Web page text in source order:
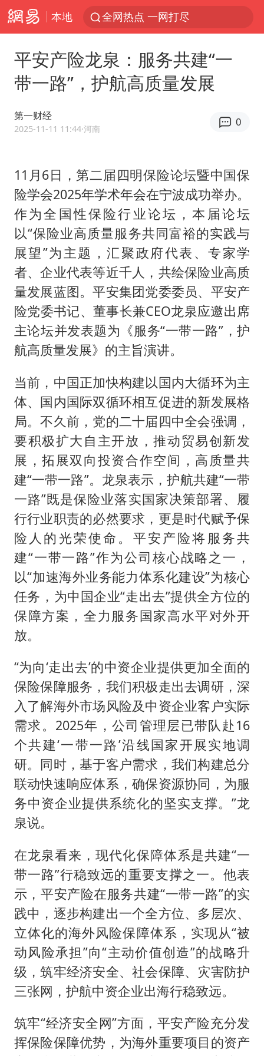
本地 全网热点 一网打尽
平安产险龙泉：服务共建“一
带一路”，护航高质量发展
第一财经
2025-11-11 11:44·河南
0
11月6日，第二届四明保险论坛暨中国保
险学会2025年学术年会在宁波成功举办。
作为全国性保险行业论坛，本届论坛
以“保险业高质量服务共同富裕的实践与
展望”为主题，汇聚政府代表、专家学
者、企业代表等近千人，共绘保险业高质
量发展蓝图。平安集团党委委员、平安产
险党委书记、董事长兼CEO龙泉应邀出席
主论坛并发表题为《服务“一带一路”，护
航高质量发展》的主旨演讲。
当前，中国正加快构建以国内大循环为主
体、国内国际双循环相互促进的新发展格
局。不久前，党的二十届四中全会强调，
要积极扩大自主开放，推动贸易创新发
展，拓展双向投资合作空间，高质量共
建“一带一路”。龙泉表示，护航共建“一带
一路”既是保险业落实国家决策部署、履
行行业职责的必然要求，更是时代赋予保
险人的光荣使命。平安产险将服务共
建“一带一路”作为公司核心战略之一，
以“加速海外业务能力体系化建设”为核心
任务，为中国企业“走出去”提供全方位的
保障方案，全力服务国家高水平对外开
放。
“为向‘走出去’的中资企业提供更加全面的
保险保障服务，我们积极走出去调研，深
入了解海外市场风险及中资企业客户实际
需求。2025年，公司管理层已带队赴16
个共建‘一带一路’沿线国家开展实地调
研。同时，基于客户需求，我们构建总分
联动快速响应体系，确保资源协同，为服
务中资企业提供系统化的坚实支撑。”龙
泉说。
在龙泉看来，现代化保障体系是共建“一
带一路”行稳致远的重要支撑之一。他表
示，平安产险在服务共建“一带一路”的实
践中，逐步构建出一个全方位、多层次、
立体化的海外风险保障体系，实现从“被
动风险承担”向“主动价值创造”的战略升
级，筑牢经济安全、社会保障、灾害防护
三张网，护航中资企业出海行稳致远。
筑牢“经济安全网”方面，平安产险充分发
挥保险保障优势，为海外重要项目的资产